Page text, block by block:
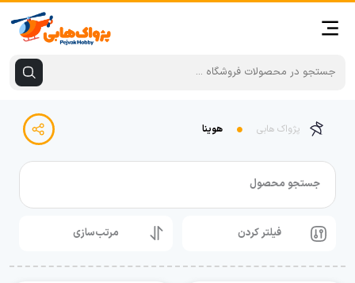
پژواک هابی هوینا
جستجو محصول
فیلتر کردن مرتب‌سازی